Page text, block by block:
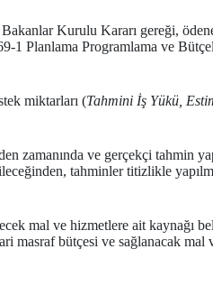
Kurulu Kararı gereği,
1 Planlama Programlama ve
miktarları (Tahmini İş Yükü,
zamanında ve gerçekçi tahmin
tahminler titizlikle
mal ve hizmetlere ait kaynağı
masraf bütçesi ve sağlanacak mal